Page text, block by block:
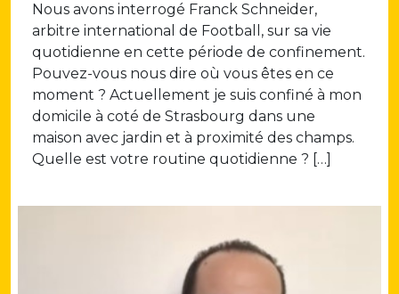
Nous avons interrogé Franck Schneider,
arbitre international de Football, sur sa vie
quotidienne en cette période de confinement.
Pouvez-vous nous dire où vous êtes en ce
moment ? Actuellement je suis confiné à mon
domicile à coté de Strasbourg dans une
maison avec jardin et à proximité des champs.
Quelle est votre routine quotidienne ? […]